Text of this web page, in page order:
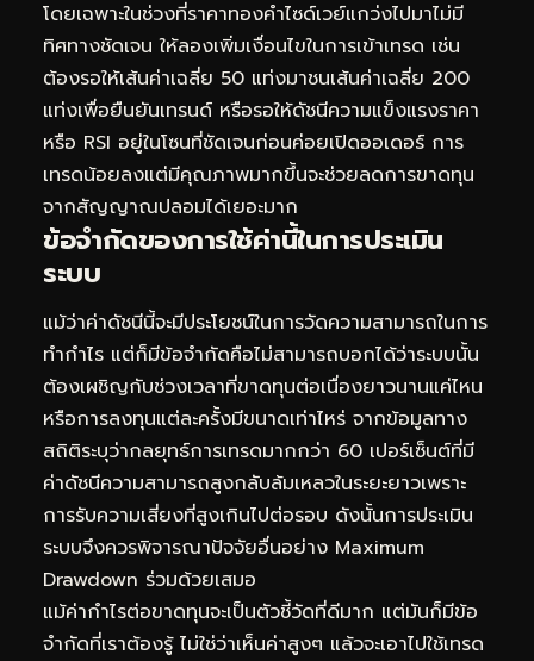
โดยเฉพาะในช่วงที่ราคาทองคำไซด์เวย์แกว่งไปมาไม่มี
ทิศทางชัดเจน ให้ลองเพิ่มเงื่อนไขในการเข้าเทรด เช่น
ต้องรอให้เส้นค่าเฉลี่ย 50 แท่งมาชนเส้นค่าเฉลี่ย 200
แท่งเพื่อยืนยันเทรนด์ หรือรอให้ดัชนีความแข็งแรงราคา
หรือ RSI อยู่ในโซนที่ชัดเจนก่อนค่อยเปิดออเดอร์ การ
เทรดน้อยลงแต่มีคุณภาพมากขึ้นจะช่วยลดการขาดทุน
จากสัญญาณปลอมได้เยอะมาก
ข้อจำกัดของการใช้ค่านี้ในการประเมิน
ระบบ
แม้ว่าค่าดัชนีนี้จะมีประโยชน์ในการวัดความสามารถในการ
ทำกำไร แต่ก็มีข้อจำกัดคือไม่สามารถบอกได้ว่าระบบนั้น
ต้องเผชิญกับช่วงเวลาที่ขาดทุนต่อเนื่องยาวนานแค่ไหน
หรือการลงทุนแต่ละครั้งมีขนาดเท่าไหร่ จากข้อมูลทาง
สถิติระบุว่ากลยุทธ์การเทรดมากกว่า 60 เปอร์เซ็นต์ที่มี
ค่าดัชนีความสามารถสูงกลับล้มเหลวในระยะยาวเพราะ
การรับความเสี่ยงที่สูงเกินไปต่อรอบ ดังนั้นการประเมิน
ระบบจึงควรพิจารณาปัจจัยอื่นอย่าง Maximum
Drawdown ร่วมด้วยเสมอ
แม้ค่ากำไรต่อขาดทุนจะเป็นตัวชี้วัดที่ดีมาก แต่มันก็มีข้อ
จำกัดที่เราต้องรู้ ไม่ใช่ว่าเห็นค่าสูงๆ แล้วจะเอาไปใช้เทรด